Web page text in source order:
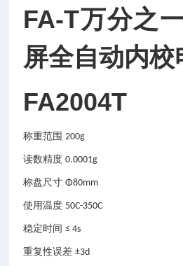
FA-T万分之
屏全自动内校
FA2004T
称重范围 200g
读数精度 0.0001g
称盘尺寸 Φ80mm
使用温度 50C-350C
稳定时间 ≤ 4s
重复性误差 ±3d